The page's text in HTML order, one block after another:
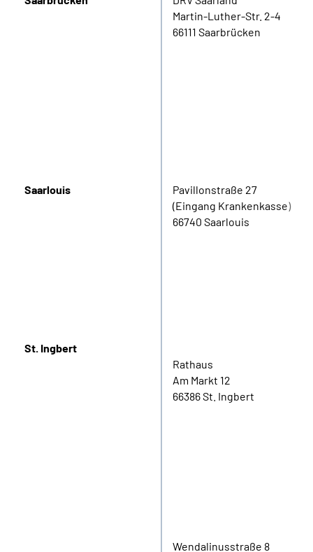
Martin-Luther-Str. 2-4
66111 Saarbrücken
Saarlouis
Pavillonstraße 27
(Eingang Krankenkasse)
66740 Saarlouis
St. Ingbert
Rathaus
Am Markt 12
66386 St. Ingbert
Wendalinusstraße 8